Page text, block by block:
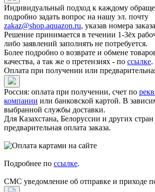
Индивидуальный подход к каждому
подробно задать вопрос на нашу эл. почту
zakaz@shop.aquazon.ru, указав номера
Решение принимается в течении 1-3ёх
либо заявлений заполнять не потребуется.
Более подробно о возврате и обмене
качества, а так же о претензиях - по ссылке.
Оплата при получении или
Россия: оплата при получении, счет по
компании или банковской картой. В
выбранной службы доставки.
Для Казахстана, Белоруссии и других
предварительная оплата заказа.
Подробнее по ссылке.
СМС уведомление об отправке и приходе